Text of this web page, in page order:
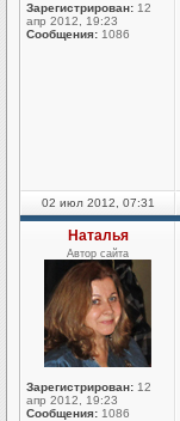
Зарегистрирован: 12
апр 2012, 19:23
Сообщения: 1086
02 июл 2012, 07:31
Наталья
Автор сайта
Зарегистрирован: 12
апр 2012, 19:23
Сообщения: 1086